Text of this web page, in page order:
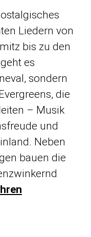
Liedern von
bis zu den
es
sondern
die
– Musik
und
Neben
bauen die